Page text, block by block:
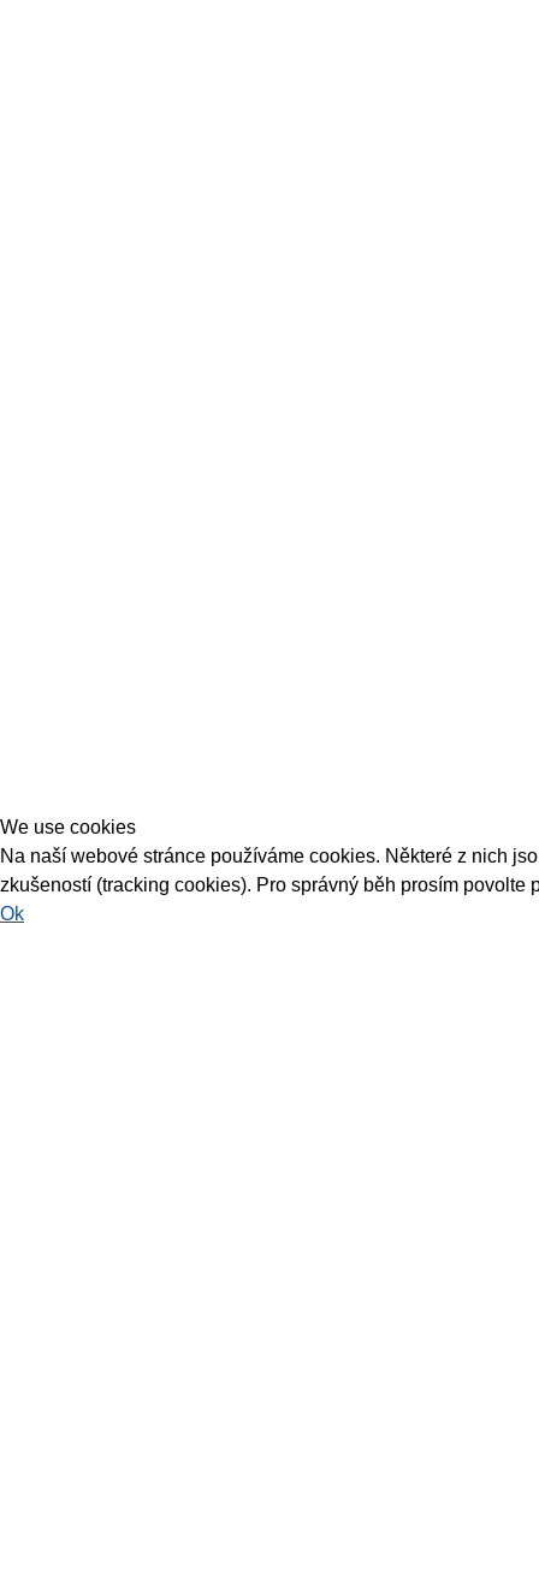
We use cookies
Na naší webové stránce používáme cookies. Některé z nich
zkušeností (tracking cookies). Pro správný běh prosím povolte
Ok